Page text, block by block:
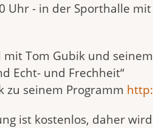
Uhr - in der Sporthalle
Tom Gubik und
Echt- und Frechheit“
zu seinem Programm
ist kostenlos, daher